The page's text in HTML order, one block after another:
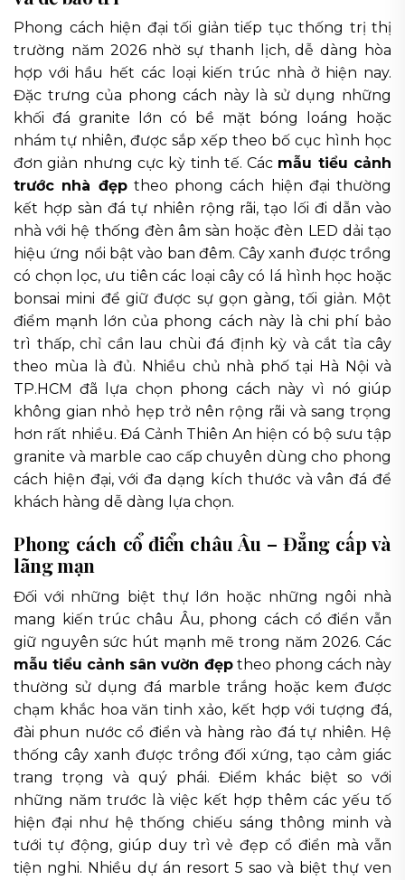
Phong cách hiện đại tối giản tiếp tục thống trị thị
trường năm 2026 nhờ sự thanh lịch, dễ dàng hòa
hợp với hầu hết các loại kiến trúc nhà ở hiện nay.
Đặc trưng của phong cách này là sử dụng những
khối đá granite lớn có bề mặt bóng loáng hoặc
nhám tự nhiên, được sắp xếp theo bố cục hình học
đơn giản nhưng cực kỳ tinh tế. Các mẫu tiểu cảnh
trước nhà đẹptheo phong cách hiện đại thường
kết hợp sàn đá tự nhiên rộng rãi, tạo lối đi dẫn vào
nhà với hệ thống đèn âm sàn hoặc đèn LED dải tạo
hiệu ứng nổi bật vào ban đêm. Cây xanh được trồng
có chọn lọc, ưu tiên các loại cây có lá hình học hoặc
bonsai mini để giữ được sự gọn gàng, tối giản. Một
điểm mạnh lớn của phong cách này là chi phí bảo
trì thấp, chỉ cần lau chùi đá định kỳ và cắt tỉa cây
theo mùa là đủ. Nhiều chủ nhà phố tại Hà Nội và
TP.HCM đã lựa chọn phong cách này vì nó giúp
không gian nhỏ hẹp trở nên rộng rãi và sang trọng
hơn rất nhiều. Đá Cảnh Thiên An hiện có bộ sưu tập
granite và marble cao cấp chuyên dùng cho phong
cách hiện đại, với đa dạng kích thước và vân đá để
khách hàng dễ dàng lựa chọn.
Phong cách cổ điển châu Âu – Đẳng cấp và
lãng mạn
Đối với những biệt thự lớn hoặc những ngôi nhà
mang kiến trúc châu Âu, phong cách cổ điển vẫn
giữ nguyên sức hút mạnh mẽ trong năm 2026. Các
mẫu tiểu cảnh sân vườn đẹptheo phong cách này
thường sử dụng đá marble trắng hoặc kem được
chạm khắc hoa văn tinh xảo, kết hợp với tượng đá,
đài phun nước cổ điển và hàng rào đá tự nhiên. Hệ
thống cây xanh được trồng đối xứng, tạo cảm giác
trang trọng và quý phái. Điểm khác biệt so với
những năm trước là việc kết hợp thêm các yếu tố
hiện đại như hệ thống chiếu sáng thông minh và
tưới tự động, giúp duy trì vẻ đẹp cổ điển mà vẫn
tiện nghi. Nhiều dự án resort 5 sao và biệt thự ven